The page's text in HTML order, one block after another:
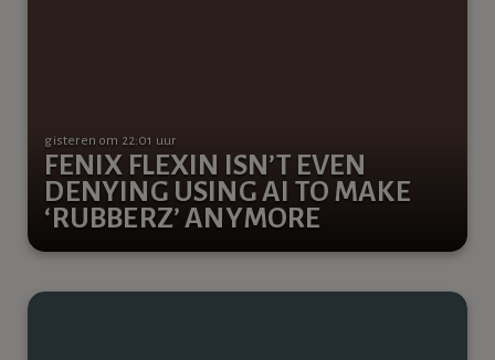
FENIX FLEXIN ISN’T EVEN
DENYING USING AI TO MAKE
‘RUBBERZ’ ANYMORE
gisteren om 22:01 uur